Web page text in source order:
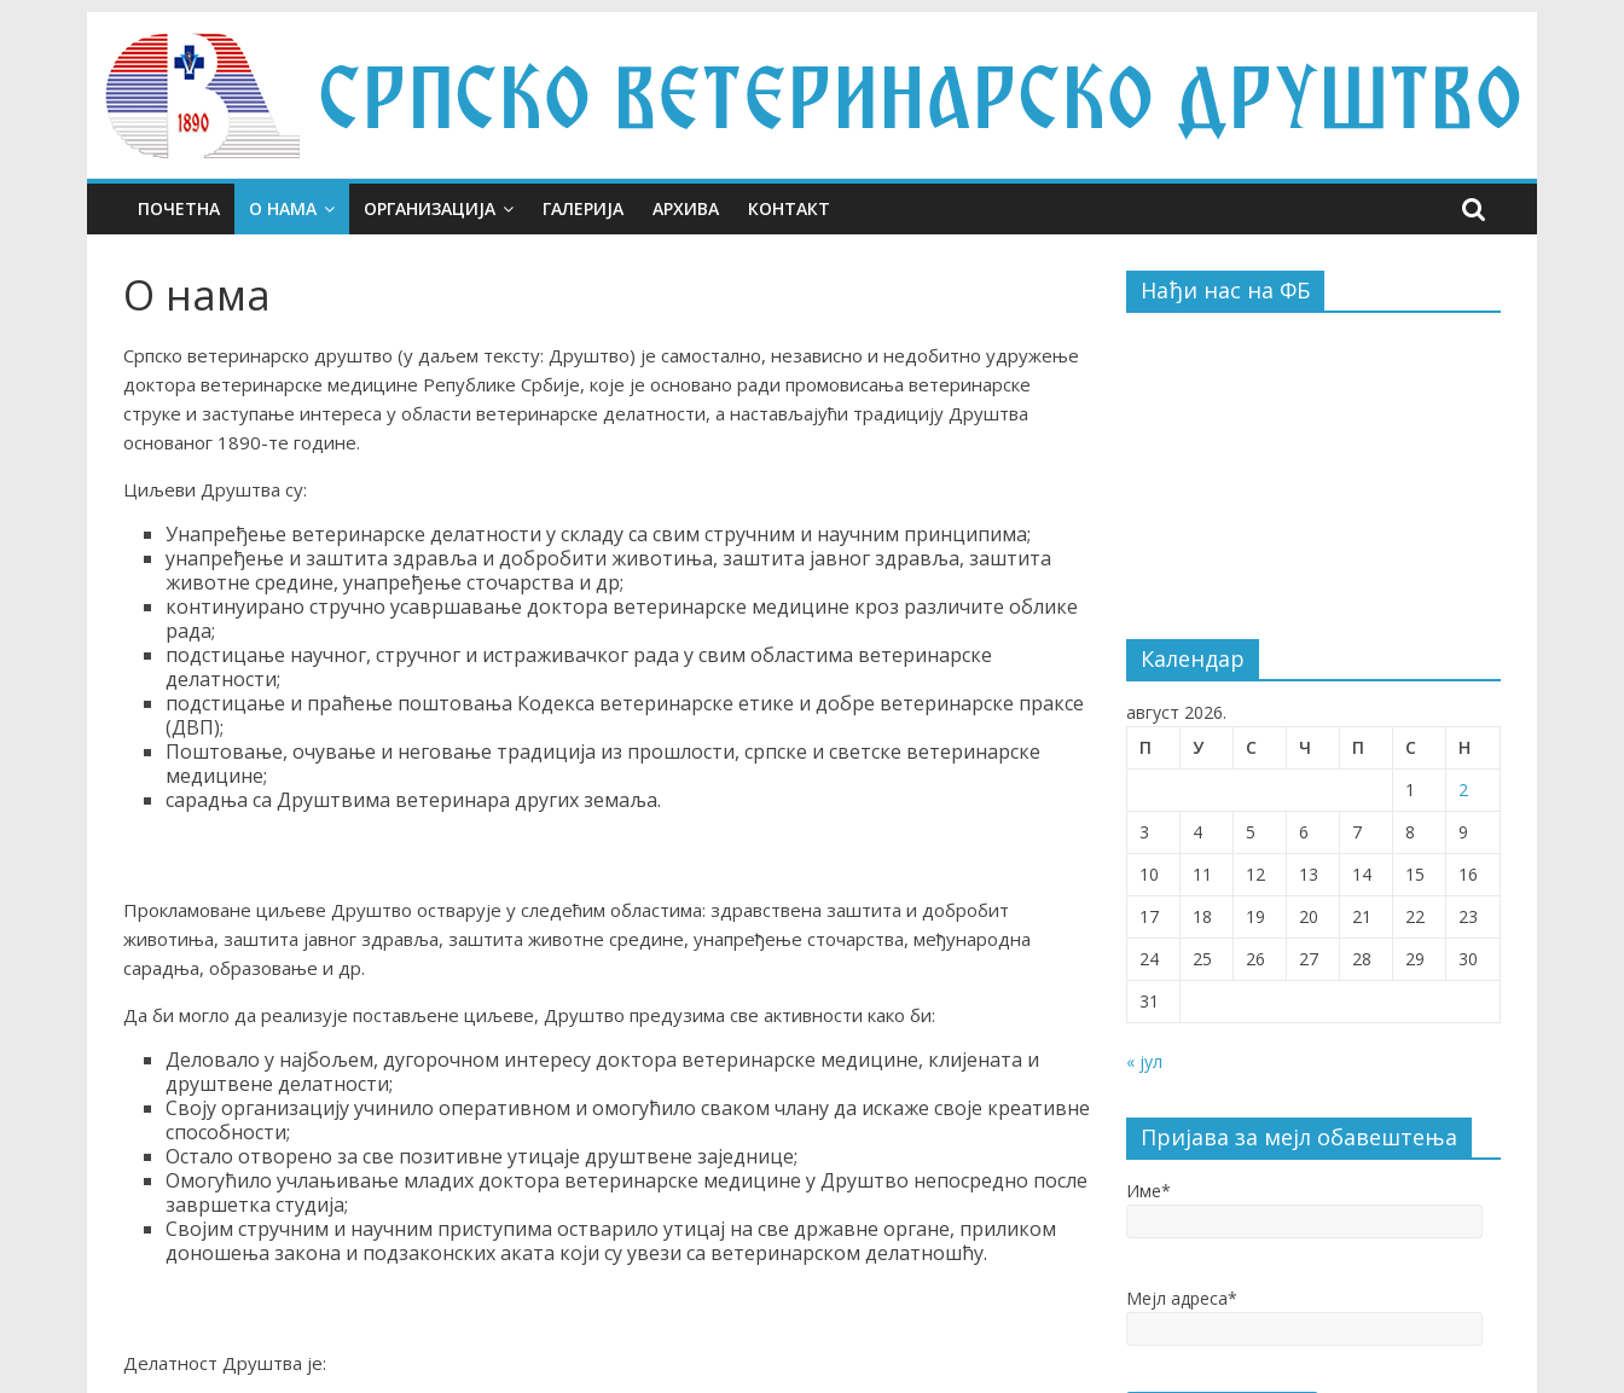
content
ПОЧЕТНА О НАМА ОРГАНИЗАЦИЈА ГАЛЕРИЈА АРХИВА КОНТАКТ
О нама
Српско ветеринарско друштво (у даљем тексту: Друштво) је самостално, независно и недобитно удружење
доктора ветеринарске медицине Републике Србије, којe је основанo ради промовисања ветеринарске
струке и заступање интереса у области ветеринарске делатности, а настављајући традицију Друштва
основаног 1890-те године.
Циљеви Друштва су:
Унапређење ветеринарске делатности у складу са свим стручним и научним принципима;
унапређење и заштита здравља и добробити животиња, заштита јавног здравља, заштита
животне средине, унапређење сточарства и др;
континуирано стручно усавршавање доктора ветеринарске медицине кроз различите облике
рада;
подстицање научног, стручног и истраживачког рада у свим областима ветеринарске
делатности;
подстицање и праћење поштовања Кодекса ветеринарске етике и добре ветеринарске праксе
(ДВП);
Поштовање, очување и неговање традиција из прошлости, српске и светске ветеринарске
медицине;
сарадња са Друштвима ветеринара других земаља.
Прокламоване циљеве Друштво остварује у следећим областима: здравствена заштита и добробит
животиња, заштита јавног здравља, заштита животне средине, унапређење сточарства, међународна
сарадња, образовање и др.
Да би могло да реализује постављене циљеве, Друштво предузима све активности како би:
Деловало у најбољем, дугорочном интересу доктора ветеринарске медицине, клијената и
друштвене делатности;
Своју организацију учинило оперативном и омогућило сваком члану да искаже своје креативне
способности;
Остало отворено за све позитивне утицаје друштвене заједнице;
Омогућило учлањивање младих доктора ветеринарске медицине у Друштво непосредно после
завршетка студија;
Својим стручним и научним приступима остварило утицај на све државне органе, приликом
доношења закона и подзаконских аката који су увези са ветеринарском делатношћу.
Делатност Друштва је:
Нађи нас на ФБ
Календар
август 2026.
П
У С Ч П С
Н
1
2
3
4 5 6 7 8
9
10
11 12 13 14 15
16
17
18 19 20 21 22
23
24
25 26 27 28 29
30
31
« јул
Пријава за мејл обавештења
Име*
Мејл адреса*